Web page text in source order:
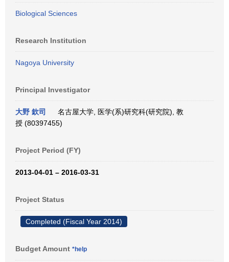
Biological Sciences
Research Institution
Nagoya University
Principal Investigator
大野 欽司
名古屋大学, 医学(系)研究科(研究院), 教
授 (80397455)
Project Period (FY)
2013-04-01 – 2016-03-31
Project Status
Completed (Fiscal Year 2014)
Budget Amount *help